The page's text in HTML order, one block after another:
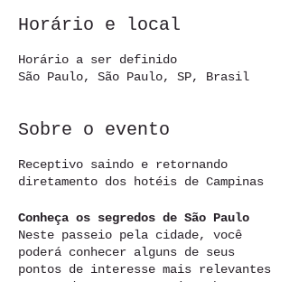
Horário e local
Horário a ser definido
São Paulo, São Paulo, SP, Brasil
Sobre o evento
Receptivo saindo e retornando
diretamento dos hotéis de Campinas
Conheça os segredos de São Paulo
Neste passeio pela cidade, você
poderá conhecer alguns de seus
pontos de interesse mais relevantes